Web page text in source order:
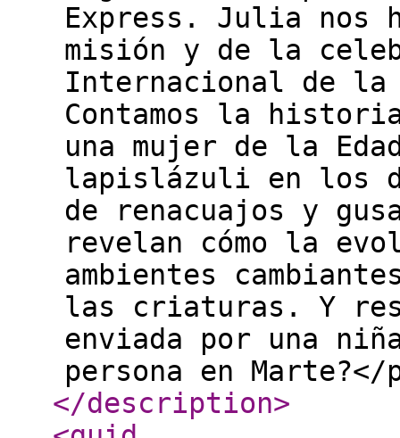
Express. Julia nos
misión y de la
Internacional de la
Contamos la
una mujer de la
lapislázuli en los
de renacuajos y
revelan cómo la
ambientes
las criaturas. Y
enviada por una
persona en
</description>